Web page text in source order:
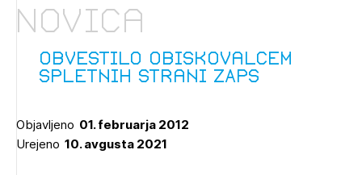
Članstvo
Praksa
O ZAPS
1/1
Pozdravljeni
Obvestilo obiskovalcem
spletnih strani ZAPS
Novica
Objavljeno 01. februarja 2012
Urejeno 10. avgusta 2021
1/2
Prijava na novičnik
Novičnike. Označite svojo izbiro.
Novičnike vam bomo pošiljali na vaš elektronski naslov.